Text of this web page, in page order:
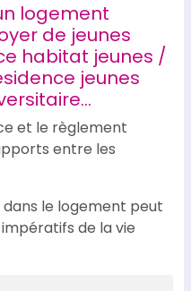
logement
de jeunes
habitat jeunes /
jeunes
et le règlement
entre les
le logement peut
de la vie